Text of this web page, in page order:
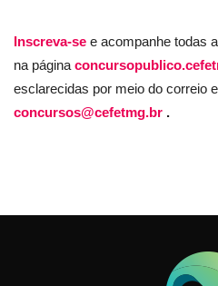
Inscreva-se e acompanhe todas
na página
esclarecidas por meio do correio
concursos@cefetmg.br .